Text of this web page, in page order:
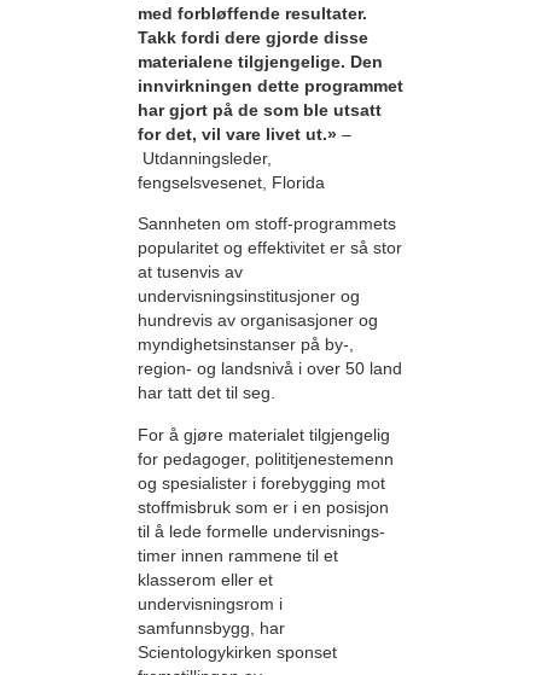
med forbløffende resultater.
Takk fordi dere gjorde disse
materialene tilgjengelige. Den
innvirkningen dette programmet
har gjort på de som ble utsatt
for det, vil vare livet ut.» –
Utdanningsleder,
fengselsvesenet, Florida
Sannheten om stoff-programmets
popularitet og effektivitet er så stor
at tusenvis av
undervisningsinstitusjoner og
hundrevis av organisasjoner og
myndighetsinstanser på by-,
region- og landsnivå i over 50 land
har tatt det til seg.
For å gjøre materialet tilgjengelig
for pedagoger, polititjenestemenn
og spesialister i forebygging mot
stoffmisbruk som er i en posisjon
til å lede formelle undervisnings­
timer innen rammene til et
klasserom eller et
undervisningsrom i
samfunnsbygg, har
Scientologykirken sponset